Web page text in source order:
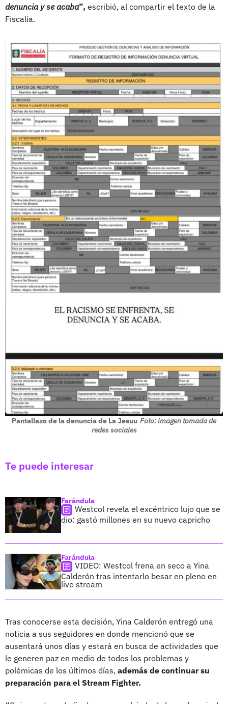
denuncia y se acaba”, escribió, al compartir el texto de la
Fiscalía.
Pantallazo de la denuncia de La Jesuu Foto: imagen tomada de
redes sociales
Te puede interesar
Farándula
Westcol revela el excéntrico lujo que se
dio: gastó millones en su nuevo capricho
Farándula
VIDEO: Westcol frena en seco a Yina
Calderón tras intentarlo besar en pleno en
live stream
Tras conocerse esta decisión, Yina Calderón entregó una
noticia a sus seguidores en donde mencionó que se
ausentará unos días y estará en busca de actividades que
le generen paz en medio de todos los problemas y
polémicas de los últimos días, además de continuar su
preparación para el Stream Fighter.